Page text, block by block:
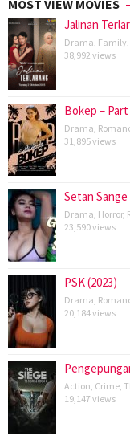
MOST VIEW MOVIES
Jalinan
Drama Family
38,992 views
Bokep –
Drama
31,895 views
Setan
Drama Horror,
23,590 views
PSK (2023)
Drama
20,184 views
Action Crime
19,147 views